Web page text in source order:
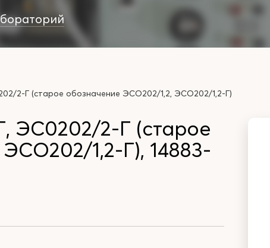
2-Г (старое обозначение ЭСО202/1,2, ЭСО202/1,2-Г)
ЭС0202/2-Г (старое
1,2-Г), 14883-